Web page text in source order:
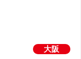
大阪